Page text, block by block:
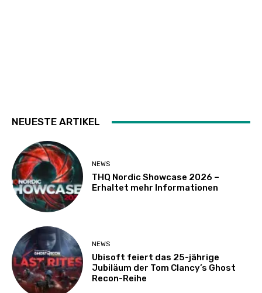
NEUESTE ARTIKEL
NEWS
THQ Nordic Showcase 2026 –
Erhaltet mehr Informationen
NEWS
Ubisoft feiert das 25-jährige
Jubiläum der Tom Clancy’s Ghost
Recon-Reihe